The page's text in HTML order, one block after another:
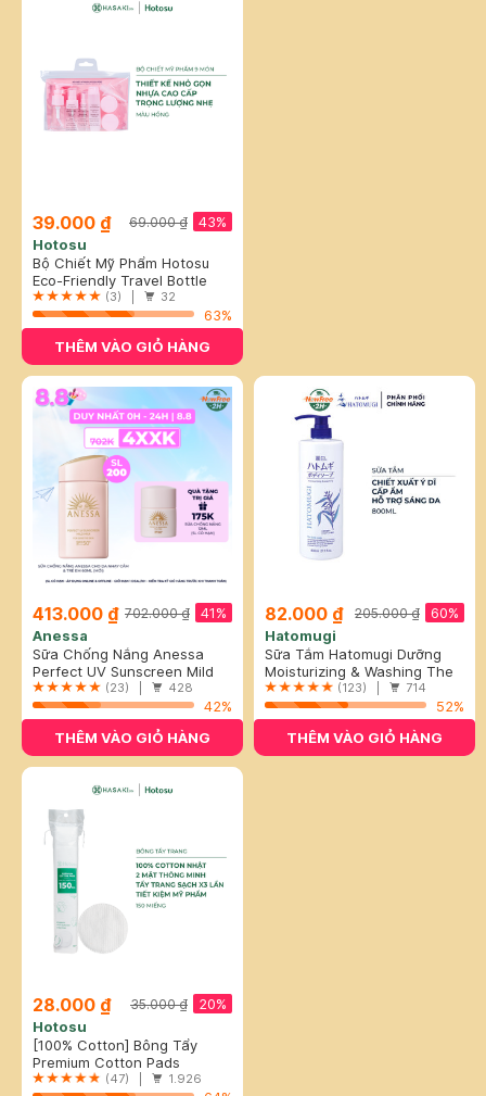
39.000 ₫ 43%
69.000 ₫
Hotosu
Bộ Chiết Mỹ Phẩm Hotosu
Hồng (9 Món)
Eco-Friendly Travel Bottle
Sets
(3) | 32
63%
THÊM VÀO GIỎ HÀNG
413.000 ₫ 41%
702.000 ₫
Anessa
Sữa Chống Nắng Anessa
Cho Da Nhạy Cảm & Trẻ Em
60ml (Mới)
Perfect UV Sunscreen Mild
Milk (For Sensitive Skin)
SPF50+/PA++++
(23) | 428
42%
THÊM VÀO GIỎ HÀNG
82.000 ₫ 60%
205.000 ₫
Hatomugi
Sữa Tắm Hatomugi Dưỡng
Ẩm Chiết Xuất Ý Dĩ 800ml
Moisturizing & Washing The
Body Soap (123) | 714
52%
THÊM VÀO GIỎ HÀNG
28.000 ₫ 20%
35.000 ₫
Hotosu
[100% Cotton] Bông Tẩy
Trang Hotosu Cao Cấp 150
Miếng
Premium Cotton Pads
(47) | 1.926